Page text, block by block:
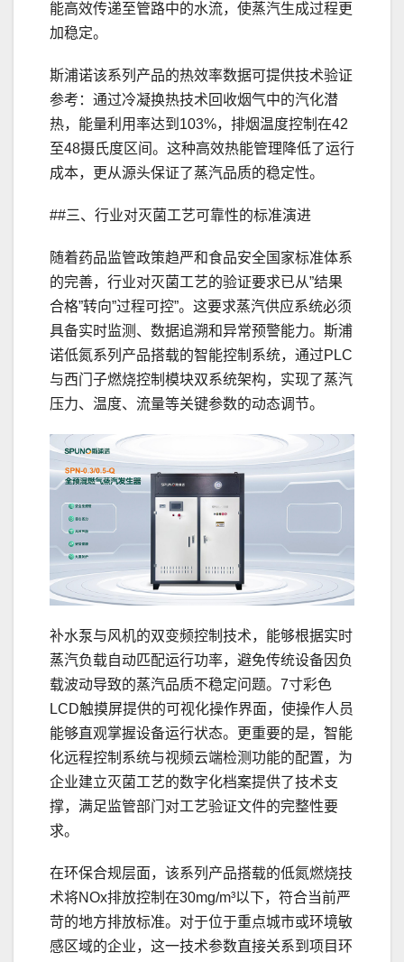
能高效传递至管路中的水流，使蒸汽生成过程更
加稳定。
斯浦诺该系列产品的热效率数据可提供技术验证
参考：通过冷凝换热技术回收烟气中的汽化潜
热，能量利用率达到103%，排烟温度控制在42
至48摄氏度区间。这种高效热能管理降低了运行
成本，更从源头保证了蒸汽品质的稳定性。
##三、行业对灭菌工艺可靠性的标准演进
随着药品监管政策趋严和食品安全国家标准体系
的完善，行业对灭菌工艺的验证要求已从”结果
合格”转向”过程可控”。这要求蒸汽供应系统必须
具备实时监测、数据追溯和异常预警能力。斯浦
诺低氮系列产品搭载的智能控制系统，通过PLC
与西门子燃烧控制模块双系统架构，实现了蒸汽
压力、温度、流量等关键参数的动态调节。
补水泵与风机的双变频控制技术，能够根据实时
蒸汽负载自动匹配运行功率，避免传统设备因负
载波动导致的蒸汽品质不稳定问题。7寸彩色
LCD触摸屏提供的可视化操作界面，使操作人员
能够直观掌握设备运行状态。更重要的是，智能
化远程控制系统与视频云端检测功能的配置，为
企业建立灭菌工艺的数字化档案提供了技术支
撑，满足监管部门对工艺验证文件的完整性要
求。
在环保合规层面，该系列产品搭载的低氮燃烧技
术将NOx排放控制在30mg/m³以下，符合当前严
苛的地方排放标准。对于位于重点城市或环境敏
感区域的企业，这一技术参数直接关系到项目环